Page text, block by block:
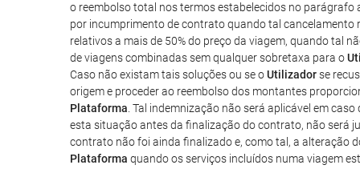
o reembolso total nos termos estabelecidos no parágrafo
por incumprimento de contrato quando tal
relativos a mais de 50% do preço da viagem, quando tal
de viagens combinadas sem qualquer sobretaxa para o
Caso não existam tais soluções ou se oUtilizadorse
origem e proceder ao reembolso dos montantes
Plataforma . Tal indemnização não será aplicável em
esta situação antes da finalização do contrato, não será
contrato não foi ainda finalizado e, como tal, a alteração
Plataforma quando os serviços incluídos numa viagem